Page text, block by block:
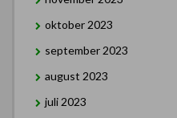
oktober 2023
september 2023
august 2023
juli 2023